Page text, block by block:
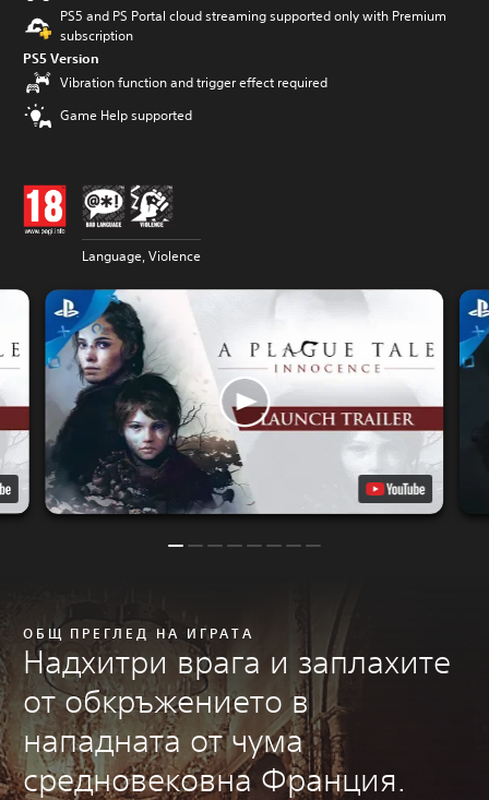
PS5 and PS Portal cloud streaming supported only with Premium
subscription
PS5 Version
Vibration function and trigger effect required
Game Help supported
Language, Violence
ОБЩ ПРЕГЛЕД НА ИГРАТА
Надхитри врага и заплахите
от обкръжението в
нападната от чума
средновековна Франция.